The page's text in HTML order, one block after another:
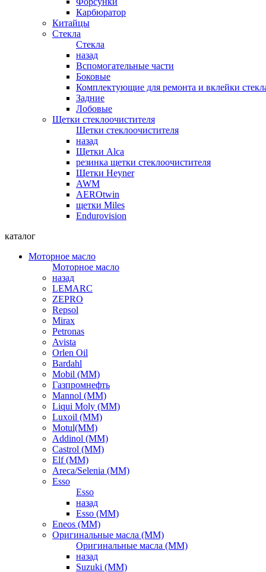
Карбюратор
Китайцы
Стекла
Стекла
назад
Вспомогательные части
Боковые
Комплектующие для ремонта и вклейки
Задние
Лобовые
Щетки стеклоочистителя
Щетки стеклоочистителя
назад
Щетки Alca
резинка щетки стеклоочистителя
Щетки Heyner
AWM
AEROtwin
щетки Miles
Endurovision
каталог
Моторное масло
Моторное масло
назад
LEMARC
ZEPRO
Repsol
Mirax
Petronas
Avista
Orlen Oil
Bardahl
Mobil (ММ)
Газпромнефть
Mannol (ММ)
Liqui Moly (ММ)
Luxoil (ММ)
Motul(ММ)
Addinol (ММ)
Castrol (ММ)
Elf (ММ)
Areca/Selenia (ММ)
Esso
Esso
назад
Esso (ММ)
Eneos (ММ)
Оригинальные масла (ММ)
Оригинальные масла (ММ)
назад
Suzuki (ММ)